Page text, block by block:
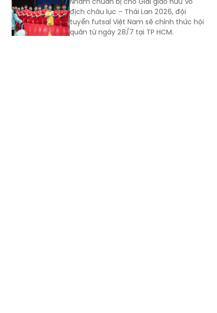
địch châu lục – Thái Lan 2026, đội
tuyển futsal Việt Nam sẽ chính thức hội
quân từ ngày 28/7 tại TP HCM.